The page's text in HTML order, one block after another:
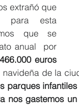
extrañó que
para esta
que se
anual  por
466.000 euros
de la
parques
nos gastemos